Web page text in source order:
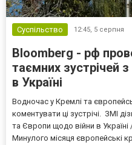
Суспільство 12:45, 5 серпня
Bloomberg - рф
таємних зустрічей
в Україні
Водночас у Кремлі та
коментувати ці зустрічі. ЗМІ
та Європи щодо війни в
Минулого місяця європейські